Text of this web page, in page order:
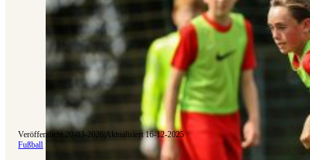
Veröffentlicht 20-03-2026|Aktualisiert 16-12-2025
Fußball